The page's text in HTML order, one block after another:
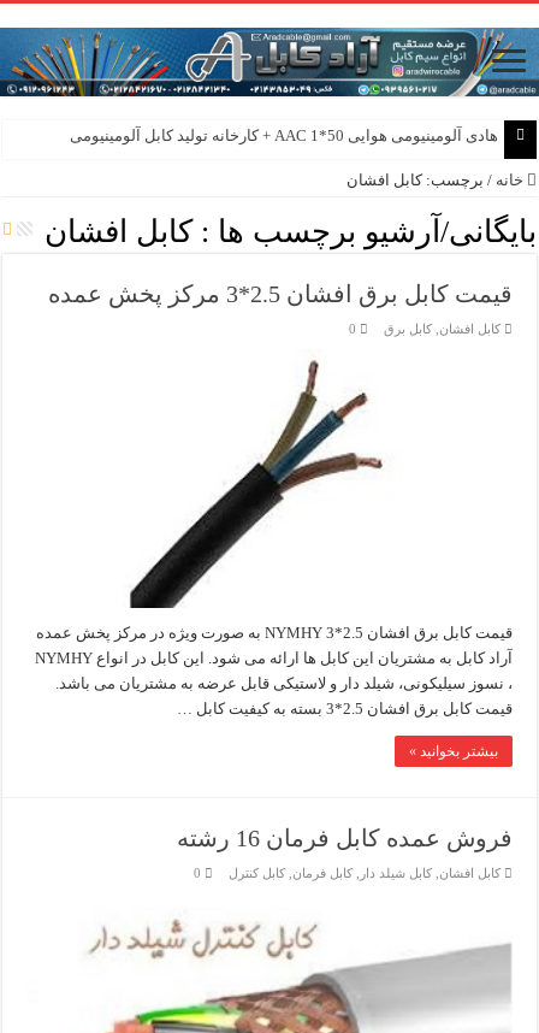
هادی آلومینیومی هوایی 50*1 AAC + کارخانه تولید کابل آلومینیومی
هادی هوایی آلومینیومی AAC و AAAC و ACSR + کارخانه ماهان کابل امیر
خانه / برچسب:کابل افشان
بایگانی/آرشیو برچسب ها :کابل افشان
قیمت کابل برق افشان 2.5*3 مرکز پخش عمده
کابل افشان,کابل برق 0
قیمت کابل برق افشان 2.5*3 NYMHY به صورت ویژه در مرکز پخش عمده
آراد کابل به مشتریان این کابل ها ارائه می شود. این کابل در انواع NYMHY
، نسوز سیلیکونی، شیلد دار و لاستیکی قابل عرضه به مشتریان می باشد.
قیمت کابل برق افشان 2.5*3 بسته به کیفیت کابل …
بیشتر بخوانید »
فروش عمده کابل فرمان 16 رشته
کابل افشان ,کابل شیلد دار ,کابل فرمان ,کابل کنترل 0